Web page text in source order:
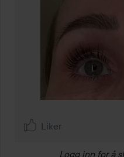
Liker
Logg inn for å